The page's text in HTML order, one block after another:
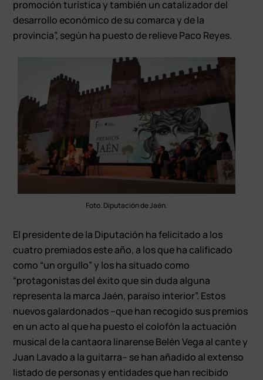
promoción turística y también un catalizador del
desarrollo económico de su comarca y de la
provincia”, según ha puesto de relieve Paco Reyes.
Foto. Diputación de Jaén.
El presidente de la Diputación ha felicitado a los
cuatro premiados este año, a los que ha calificado
como “un orgullo” y los ha situado como
“protagonistas del éxito que sin duda alguna
representa la marca Jaén, paraíso interior”. Estos
nuevos galardonados –que han recogido sus premios
en un acto al que ha puesto el colofón la actuación
musical de la cantaora linarense Belén Vega al cante y
Juan Lavado a la guitarra– se han añadido al extenso
listado de personas y entidades que han recibido